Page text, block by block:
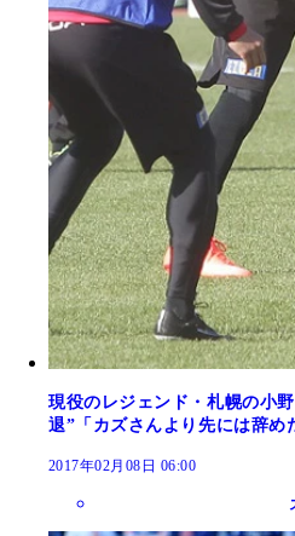
現役のレジェンド・札幌の小
退”「カズさんより先には辞め
2017年02月08日 06:00